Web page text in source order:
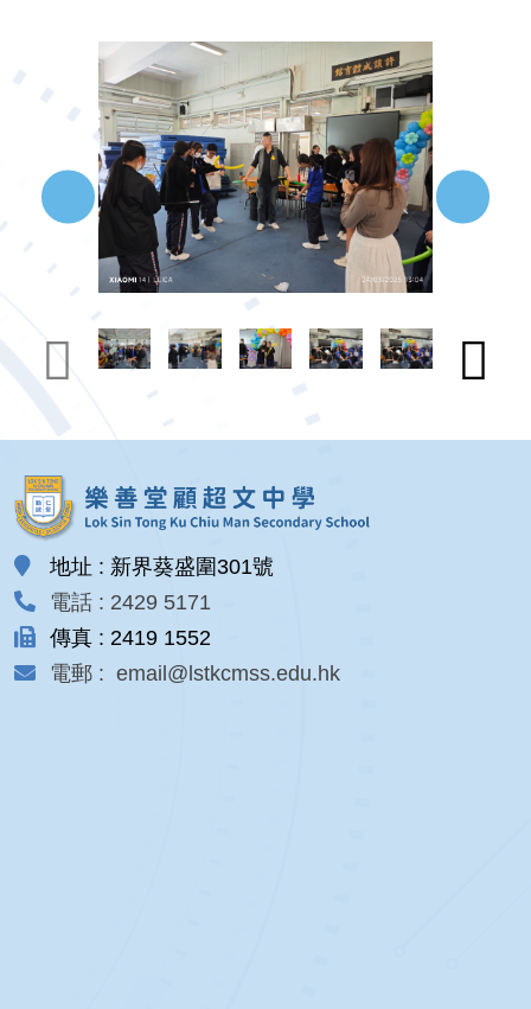
地址 : 新界葵盛圍301號
電話 : 2429 5171
傳真 : 2419 1552
電郵 : email@lstkcmss.edu.hk